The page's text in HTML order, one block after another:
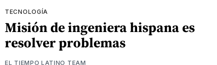
TECNOLOGÍA
Misión de ingeniera hispana es
resolver problemas
EL TIEMPO LATINO TEAM